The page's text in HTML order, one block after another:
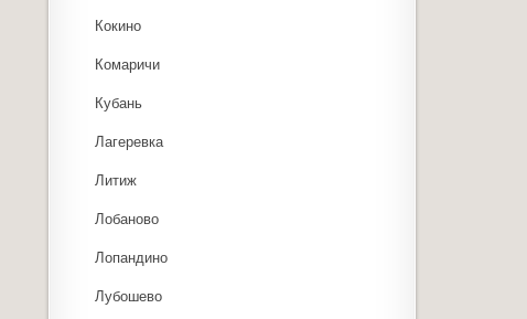
Кокино
Комаричи
Кубань
Лагеревка
Литиж
Лобаново
Лопандино
Лубошево